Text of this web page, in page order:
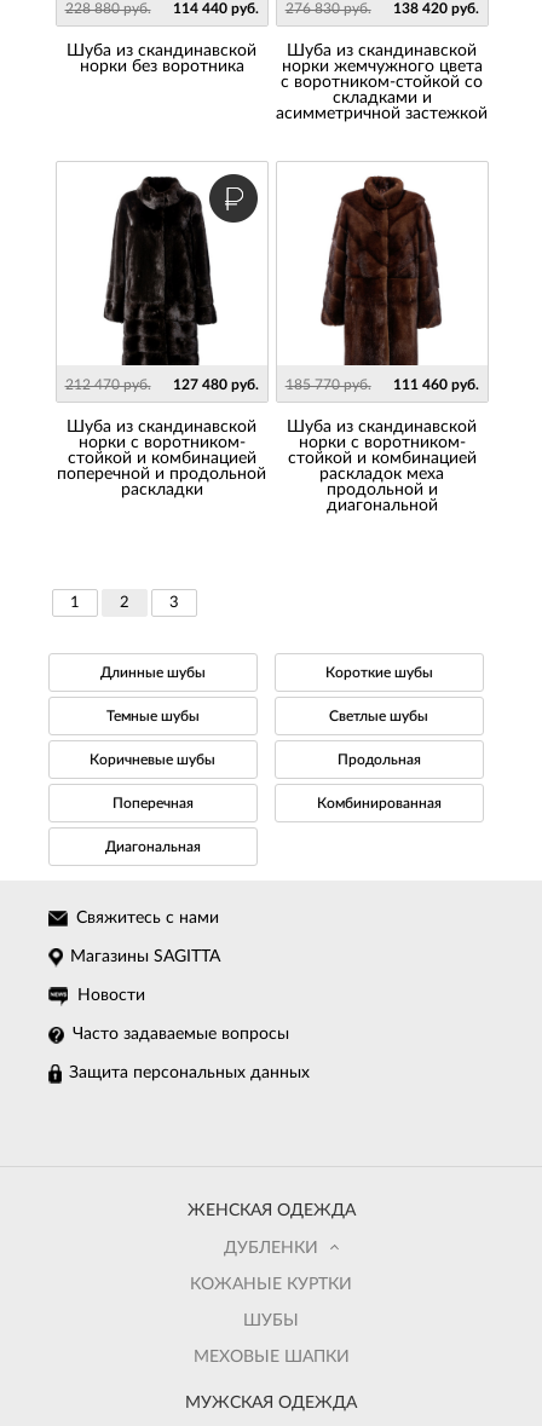
228 880 руб. 114 440 руб.
Шуба из скандинавской
норки без воротника
276 830 руб. 138 420 руб.
Шуба из скандинавской
норки жемчужного цвета
с воротником-стойкой со
складками и
асимметричной застежкой
212 470 руб. 127 480 руб.
шуба из скандинавской
норки с воротником-
стойкой и комбинацией
поперечной и продольной
раскладки
185 770 руб. 111 460 руб.
шуба из скандинавской
норки с воротником-
стойкой и комбинацией
раскладок меха
продольной и
диагональной
1 2 3
Длинные шубы Короткие шубы
Темные шубы Светлые шубы
Коричневые шубы Продольная
Поперечная Комбинированная
Диагональная
Свяжитесь с нами
Магазины SAGITTA
Новости
Часто задаваемые вопросы
Защита персональных данных
ЖЕНСКАЯ ОДЕЖДА
ДУБЛЕНКИ
КОЖАНЫЕ КУРТКИ
ШУБЫ
МЕХОВЫЕ ШАПКИ
МУЖСКАЯ ОДЕЖДА